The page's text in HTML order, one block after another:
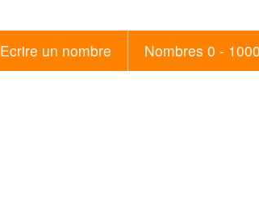
Ecrire un nombre Nombres 0 - 1000